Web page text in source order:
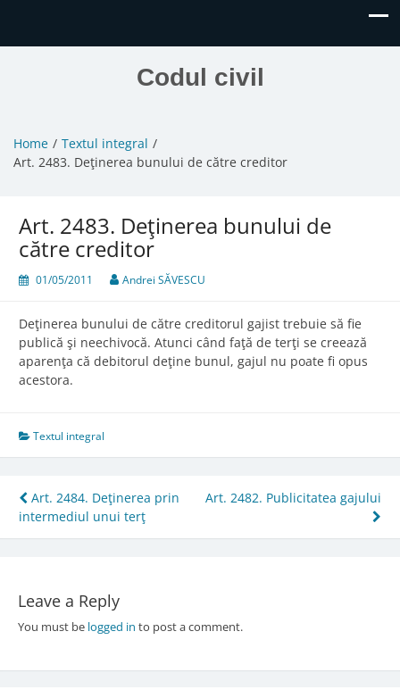
Codul civil
Home
Textul integral
Art. 2483. Deţinerea bunului de către creditor
Art. 2483. Deţinerea bunului de
către creditor
01/05/2011 Andrei SĂVESCU
Deţinerea bunului de către creditorul gajist trebuie să fie
publică şi neechivocă. Atunci când faţă de terţi se creează
aparenţa că debitorul deţine bunul, gajul nu poate fi opus
acestora.
Textul integral
Post
navigation
Art. 2484. Deţinerea prin
intermediul unui terţ
Art. 2482. Publicitatea gajului
Leave a Reply
You must be logged in to post a comment.